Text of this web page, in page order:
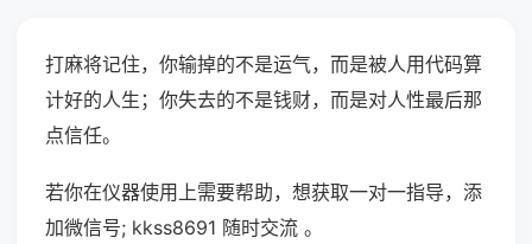
打麻将记住，你输掉的不是运气，而是被人用代码算
计好的人生；你失去的不是钱财，而是对人性最后那
点信任。
若你在仪器使用上需要帮助，想获取一对一指导，添
加微信号; kkss8691 随时交流 。